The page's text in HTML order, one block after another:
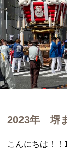
2023年 堺
こんにちは！